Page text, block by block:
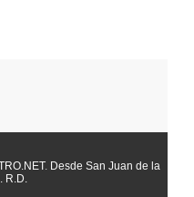
. Desde San Juan de la
R.D.